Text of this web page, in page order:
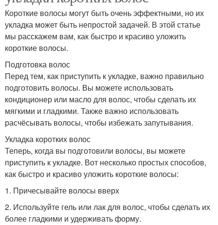
Короткие волосы могут быть очень эффектными, но их
укладка может быть непростой задачей. В этой статье
мы расскажем вам, как быстро и красиво уложить
короткие волосы.
Подготовка волос
Перед тем, как приступить к укладке, важно правильно
подготовить волосы. Вы можете использовать
кондиционер или масло для волос, чтобы сделать их
мягкими и гладкими. Также важно использовать
расчёсывать волосы, чтобы избежать запутывания.
Укладка коротких волос
Теперь, когда вы подготовили волосы, вы можете
приступить к укладке. Вот несколько простых способов,
как быстро и красиво уложить короткие волосы:
1. Причесывайте волосы вверх
2. Используйте гель или лак для волос, чтобы сделать их
более гладкими и удерживать форму.